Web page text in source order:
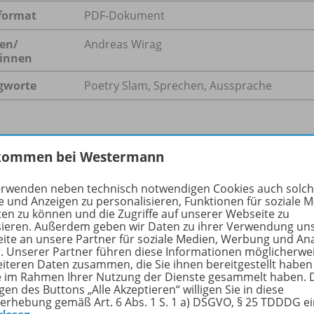
PDF-Dokument
Andreas Wirag
Poetry Slam, Sprechen, Aussprache
dieser Unterrichtsidee ist es, die Aussprache
Dazu arbeiten die Schülerinnen und Schüler
anhören und vorlesen. Danach verfassen sie eigene
vor, wobei sie Rückmeldung zu ihrer Aussprache
bei Westermann
neben technisch notwendigen Cookies auch
und Anzeigen zu personalisieren, Funktionen für soziale
zu können und die Zugriffe auf unserer Webseite zu
Außerdem geben wir Daten zu ihrer Verwendung
an unsere Partner für soziale Medien, Werbung und
Unserer Partner führen diese Informationen
Daten zusammen, die Sie ihnen bereitgestellt
im Rahmen Ihrer Nutzung der Dienste gesammelt haben.
des Buttons „Alle Akzeptieren“ willigen Sie in diese
gemäß Art. 6 Abs. 1 S. 1 a) DSGVO, § 25 TDDDG